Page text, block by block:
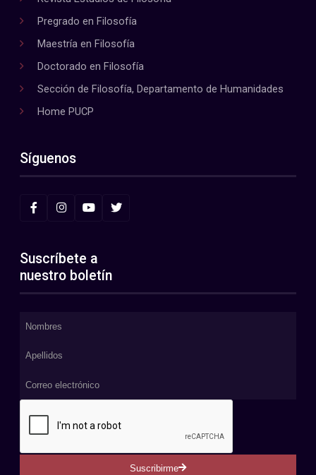
Pregrado en Filosofía
Maestría en Filosofía
Doctorado en Filosofía
Sección de Filosofía, Departamento de Humanidades
Home PUCP
Síguenos
Suscríbete a
nuestro boletín
Suscribirme